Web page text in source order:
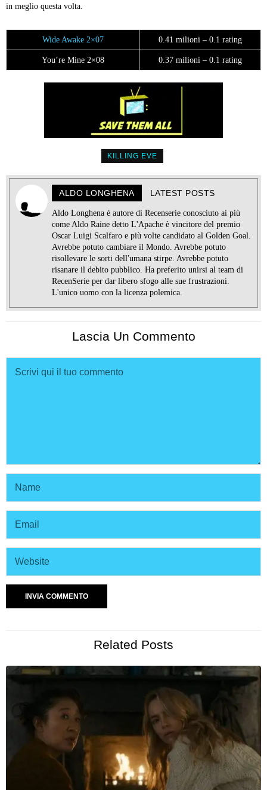
in meglio questa volta.
Wide Awake 2×07 0.41 milioni – 0.1 rating
You’re Mine 2×08 0.37 milioni – 0.1 rating
KILLING EVE
ALDO LONGHENA LATEST POSTS
Aldo Longhena è autore di Recenserie conosciuto ai più
come Aldo Raine detto L'Apache è vincitore del premio
Oscar Luigi Scalfaro e più volte candidato al Golden Goal.
Avrebbe potuto cambiare il Mondo. Avrebbe potuto
risollevare le sorti dell'umana stirpe. Avrebbe potuto
risanare il debito pubblico. Ha preferito unirsi al team di
RecenSerie per dar libero sfogo alle sue frustrazioni.
L'unico uomo con la licenza polemica.
Lascia Un Commento
Related Posts